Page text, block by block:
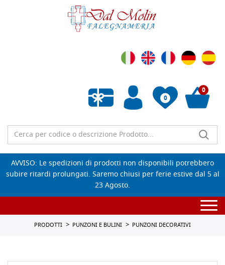
0
Wishlist vuota
0
AVVISO: Le spedizioni di prodotti non disponibili potrebbero
subire ritardi prolungati. Saremo chiusi per ferie estive dal 5 al
23 Agosto.
PRODOTTI PUNZONI E BULINI PUNZONI DECORATIVI